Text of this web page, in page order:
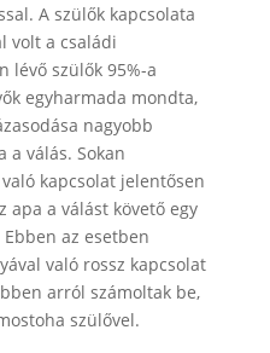
A szülők kapcsolata
volt a családi
lévő szülők 95%-a
egyharmada mondta,
nagyobb
a válás. Sokan
kapcsolat jelentősen
a válást követő egy
az esetben
való rossz kapcsolat
arról számoltak be,
szülővel.